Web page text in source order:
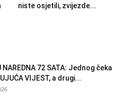
niste osjetili, zvijezde...
NAREDNA 72 SATA: Jednog čeka
VIJEST, a drugi...